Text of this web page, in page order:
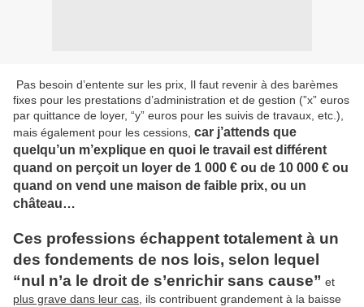
Pas besoin d’entente sur les prix, Il faut revenir à des barèmes
fixes pour les prestations d’administration et de gestion (”x” euros
par quittance de loyer, “y” euros pour les suivis de travaux, etc.),
mais également pour les cessions, car j’attends que
quelqu’un m’explique en quoi le travail est différent
quand on perçoit un loyer de 1 000 € ou de 10 000 € ou
quand on vend une maison de faible prix, ou un
château…
Ces professions échappent totalement à un
des fondements de nos lois, selon lequel
“nul n’a le droit de s’enrichir sans cause” et
plus grave dans leur cas , ils contribuent grandement à la baisse